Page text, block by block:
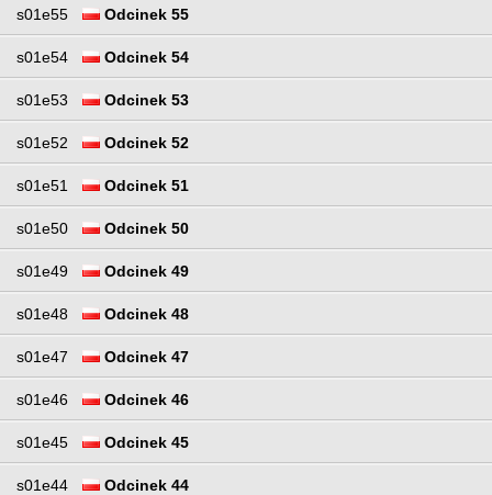
s01e55 Odcinek 55
s01e54 Odcinek 54
s01e53 Odcinek 53
s01e52 Odcinek 52
s01e51 Odcinek 51
s01e50 Odcinek 50
s01e49 Odcinek 49
s01e48 Odcinek 48
s01e47 Odcinek 47
s01e46 Odcinek 46
s01e45 Odcinek 45
s01e44 Odcinek 44